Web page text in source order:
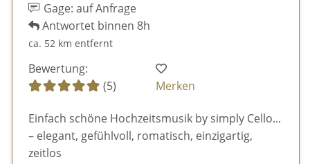
Gage: auf Anfrage
Antwortet binnen 8h
ca. 52 km entfernt
Bewertung:
(5)
Merken
Einfach schöne Hochzeitsmusik by simply Cello...
– elegant, gefühlvoll, romatisch, einzigartig,
zeitlos